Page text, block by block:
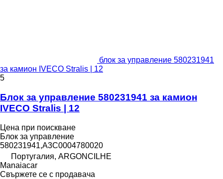
блок за управление 580231941
за камион IVECO Stralis | 12
5
Блок за управление 580231941 за камион
IVECO Stralis | 12
Цена при поискване
Блок за управление
580231941,A3C0004780020
Португалия, ARGONCILHE
Manaiacar
Свържете се с продавача